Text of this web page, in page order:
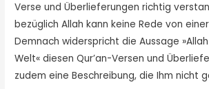
Verse und Überlieferungen richtig
bezüglich Allah kann keine Rede von
Demnach widerspricht die Aussage
Welt« diesen Qur’an-Versen und
zudem eine Beschreibung, die Ihm nicht